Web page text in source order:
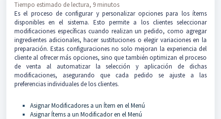
Tiempo estimado de lectura, 9 minutos
Es el proceso de configurar y personalizar opciones para los ítems
disponibles en el sistema. Esto permite a los clientes seleccionar
modificaciones específicas cuando realizan un pedido, como agregar
ingredientes adicionales, hacer sustituciones o elegir variaciones en la
preparación. Estas configuraciones no solo mejoran la experiencia del
cliente al ofrecer más opciones, sino que también optimizan el proceso
de venta al automatizar la selección y aplicación de dichas
modificaciones, asegurando que cada pedido se ajuste a las
preferencias individuales de los clientes.
Asignar Modificadores a un Ítem en el Menú
Asignar Ítems a un Modificador en el Menú